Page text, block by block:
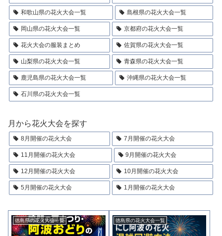
和歌山県の花火大会一覧 島根県の花火大会一覧
岡山県の花火大会一覧 京都府の花火大会一覧
花火大会の服装まとめ 佐賀県の花火大会一覧
山梨県の花火大会一覧 青森県の花火大会一覧
鹿児島県の花火大会一覧 沖縄県の花火大会一覧
石川県の花火大会一覧
月から花火大会を探す
8月開催の花火大会 7月開催の花火大会
11月開催の花火大会 9月開催の花火大会
12月開催の花火大会 10月開催の花火大会
5月開催の花火大会 1月開催の花火大会
徳島県の花火大会一覧 徳島県の花火大会一覧